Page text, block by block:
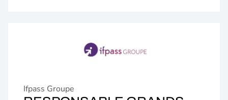
Ifpass Groupe